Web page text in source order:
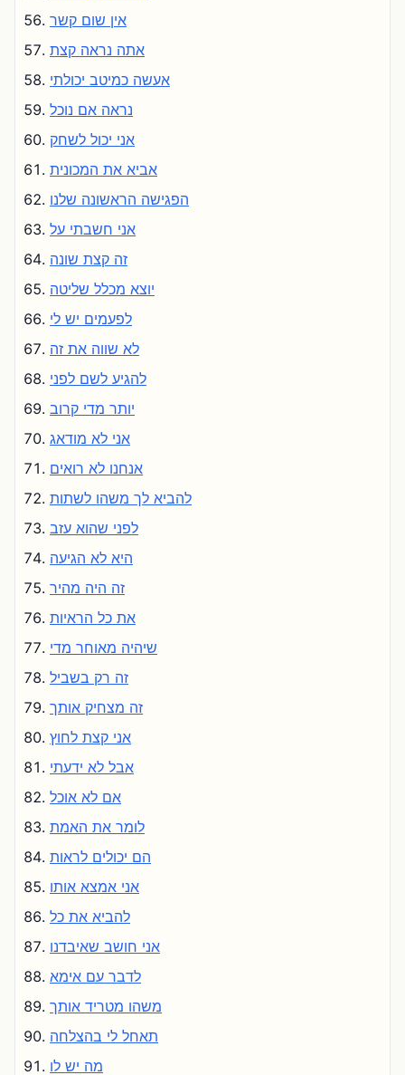
אין שום קשר
אתה נראה קצת
אעשה כמיטב יכולתי
נראה אם נוכל
אני יכול לשחק
אביא את המכונית
הפגישה הראשונה שלנו
אני חשבתי על
זה קצת שונה
יוצא מכלל שליטה
לפעמים יש לי
לא שווה את זה
להגיע לשם לפני
יותר מדי קרוב
אני לא מודאג
אנחנו לא רואים
להביא לך משהו לשתות
לפני שהוא עזב
היא לא הגיעה
זה היה מהיר
את כל הראיות
שיהיה מאוחר מדי
זה רק בשביל
זה מצחיק אותך
אני קצת לחוץ
אבל לא ידעתי
אם לא אוכל
לומר את האמת
הם יכולים לראות
אני אמצא אותו
להביא את כל
אני חושב שאיבדנו
לדבר עם אימא
משהו מטריד אותך
תאחל לי בהצלחה
מה יש לו